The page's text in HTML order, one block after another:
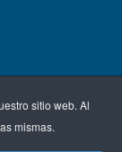
sitio web. Al
mismas.